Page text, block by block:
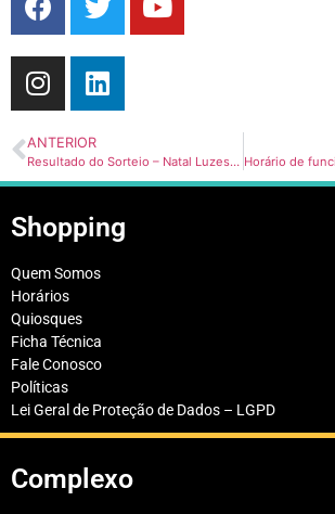
ANTERIOR
Resultado do Sorteio – Natal Luzes de Paris
Shopping
Quem Somos
Horários
Quiosques
Ficha Técnica
Fale Conosco
Políticas
Lei Geral de Proteção de Dados – LGPD
Complexo